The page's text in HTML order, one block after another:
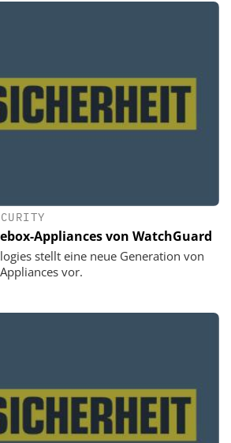
Appliances von WatchGuard
stellt eine neue Generation von
vor.